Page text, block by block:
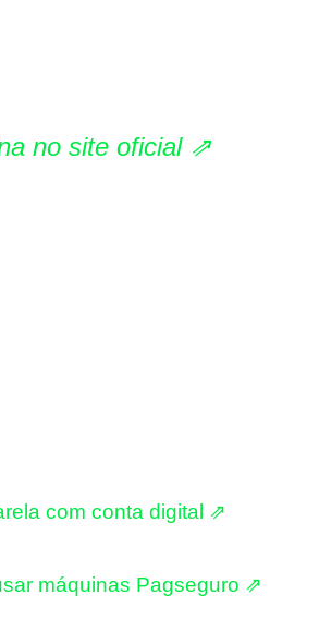
no site oficial ⇗
com conta digital ⇗
máquinas Pagseguro ⇗